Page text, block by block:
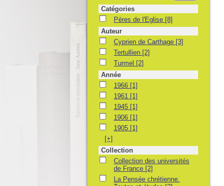
Catégories
Pères de l'Eglise
Pères de l'Eglise [8]
Auteur
Cyprien de Carthage
Cyprien de Carthage [3]
TertullienTertullien [2]
TurmelTurmel [2]
Année
1966 1966 [1]
1961 1961 [1]
1945 1945 [1]
1906 1906 [1]
1905 1905 [1]
[+]
Collection
Collection des universités de France
Collection des universités
de France [2]
La Pensée chrétienne. Textes et études
La Pensée chrétienne.